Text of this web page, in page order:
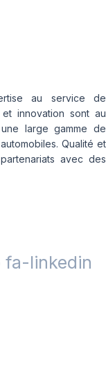
au service de
et innovation sont au
large gamme de
Qualité et
avec des
fa-linkedin